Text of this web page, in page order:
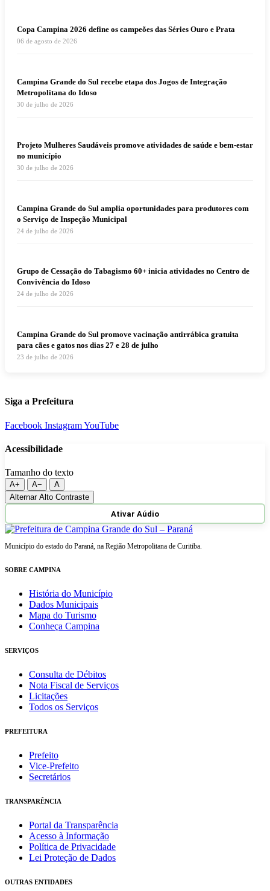
Copa Campina 2026 define os campeões das Séries Ouro e Prata
06 de agosto de 2026
Campina Grande do Sul recebe etapa dos Jogos de Integração
Metropolitana do Idoso
30 de julho de 2026
Projeto Mulheres Saudáveis promove atividades de saúde e bem-estar
no município
30 de julho de 2026
Campina Grande do Sul amplia oportunidades para produtores com
o Serviço de Inspeção Municipal
24 de julho de 2026
Grupo de Cessação do Tabagismo 60+ inicia atividades no Centro de
Convivência do Idoso
24 de julho de 2026
Campina Grande do Sul promove vacinação antirrábica gratuita
para cães e gatos nos dias 27 e 28 de julho
23 de julho de 2026
Siga a Prefeitura
Facebook InstagramYouTube
Acessibilidade
Tamanho do texto
A+ A−
A
Alternar Alto Contraste
Ativar Aúdio
Município do estado do Paraná, na Região Metropolitana de Curitiba.
SOBRE CAMPINA
História do Município
Dados Municipais
Mapa do Turismo
Conheça Campina
SERVIÇOS
Consulta de Débitos
Nota Fiscal de Serviços
Licitações
Todos os Serviços
PREFEITURA
Prefeito
Vice-Prefeito
Secretários
TRANSPARÊNCIA
Portal da Transparência
Acesso à Informação
Política de Privacidade
Lei Proteção de Dados
OUTRAS ENTIDADES